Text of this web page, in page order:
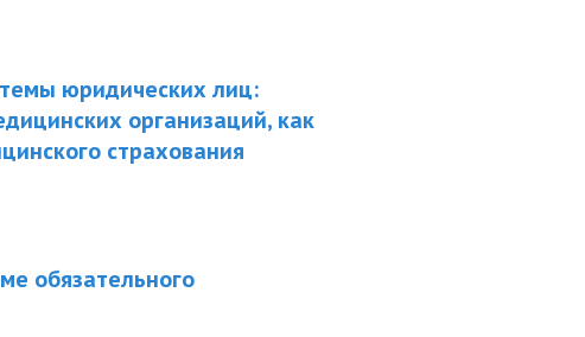
юридических лиц:
организаций, как
страхования
обязательного